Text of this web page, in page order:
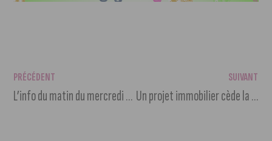
PRÉCÉDENT
L’info du matin du mercredi 13 mars 2024
SUIVANT
Un projet immobilier cède la place à des jardins partagés